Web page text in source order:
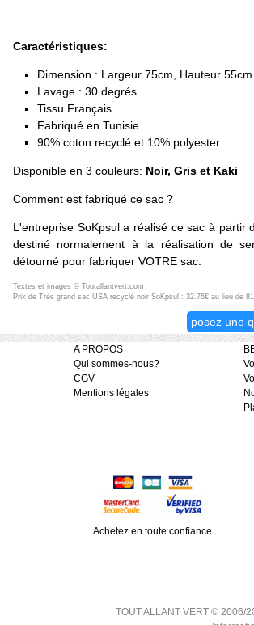
Caractéristiques:
Dimension : Largeur 75cm, Hauteur 55cm
Lavage : 30 degrés
Tissu Français
Fabriqué en Tunisie
90% coton recyclé et 10% polyester
Disponible en 3 couleurs: Noir, Gris et Kaki
Comment est fabriqué ce sac ?
L'entreprise SoKpsul a réalisé ce sac à partir
destiné normalement à la réalisation de
détourné pour fabriquer VOTRE sac.
Textes et images © Toutallantvert.com
Prix de Très grand sac USA recyclé noir SoKpsul : 32.76€ au lieu de
posez une
A PROPOS
Qui sommes-nous?
CGV
Mentions légales
Achetez en toute confiance
TOUT ALLANT VERT © 2006/